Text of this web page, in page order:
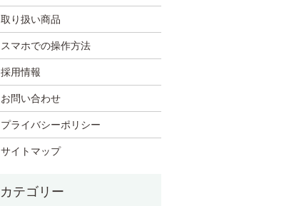
取り扱い商品
スマホでの操作方法
採用情報
お問い合わせ
プライバシーポリシー
サイトマップ